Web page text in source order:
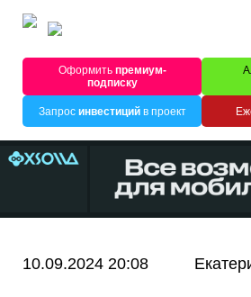
Оформитьпремиум-
подписку
Запрос инвестицийв проект
10.09.2024 20:08